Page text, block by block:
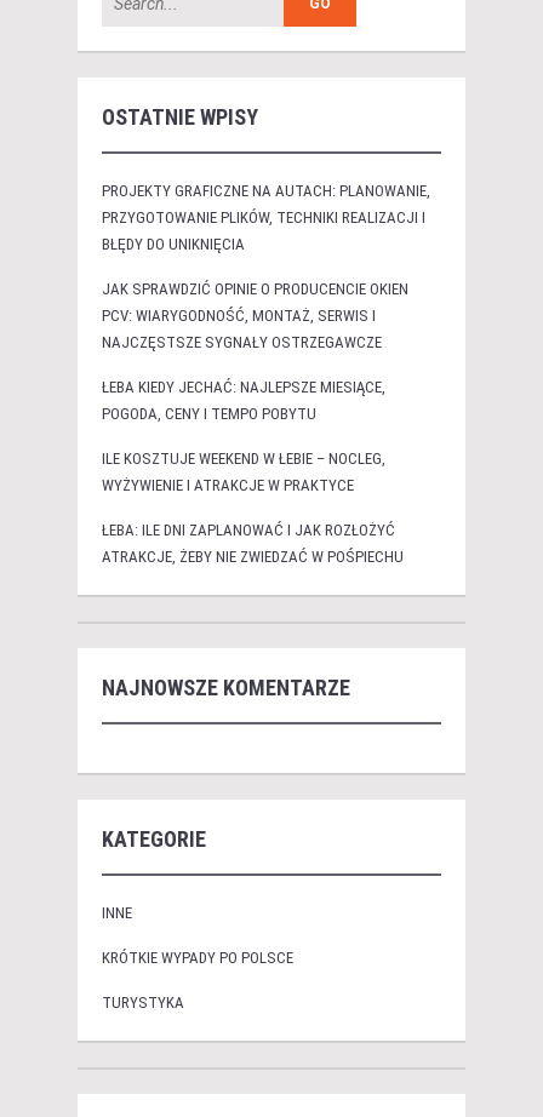
OSTATNIE WPISY
PROJEKTY GRAFICZNE NA AUTACH: PLANOWANIE,
PRZYGOTOWANIE PLIKÓW, TECHNIKI REALIZACJI I
BŁĘDY DO UNIKNIĘCIA
JAK SPRAWDZIĆ OPINIE O PRODUCENCIE OKIEN
PCV: WIARYGODNOŚĆ, MONTAŻ, SERWIS I
NAJCZĘSTSZE SYGNAŁY OSTRZEGAWCZE
ŁEBA KIEDY JECHAĆ: NAJLEPSZE MIESIĄCE,
POGODA, CENY I TEMPO POBYTU
ILE KOSZTUJE WEEKEND W ŁEBIE – NOCLEG,
WYŻYWIENIE I ATRAKCJE W PRAKTYCE
ŁEBA: ILE DNI ZAPLANOWAĆ I JAK ROZŁOŻYĆ
ATRAKCJE, ŻEBY NIE ZWIEDZAĆ W POŚPIECHU
NAJNOWSZE KOMENTARZE
KATEGORIE
INNE
KRÓTKIE WYPADY PO POLSCE
TURYSTYKA